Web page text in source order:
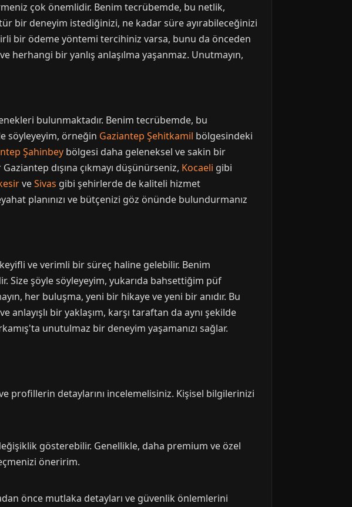
çok önemlidir. Benim tecrübemde, bu netlik,
bir deneyim istediğinizi, ne kadar süre ayırabileceğinizi
bir ödeme yöntemi tercihiniz varsa, bunu da önceden
herhangi bir yanlış anlaşılma yaşanmaz. Unutmayın,
bulunmaktadır. Benim tecrübemde, bu
söyleyeyim, örneğin Gaziantep Şehitkamil bölgesindeki
Şahinbey bölgesi daha geleneksel ve sakin bir
dışına çıkmayı düşünürseniz, Kocaeli gibi
veSivas gibi şehirlerde de kaliteli hizmet
planınızı ve bütçenizi göz önünde bulundurmanız
keyifli ve verimli bir süreç haline gelebilir. Benim
Size şöyle söyleyeyim, yukarıda bahsettiğim püf
her buluşma, yeni bir hikaye ve yeni bir anıdır. Bu
anlayışlı bir yaklaşım, karşı taraftan da aynı şekilde
unutulmaz bir deneyim yaşamanızı sağlar.
profillerin detaylarını incelemelisiniz. Kişisel bilgilerinizi
gösterebilir. Genellikle, daha premium ve özel
öneririm.
önce mutlaka detayları ve güvenlik önlemlerini